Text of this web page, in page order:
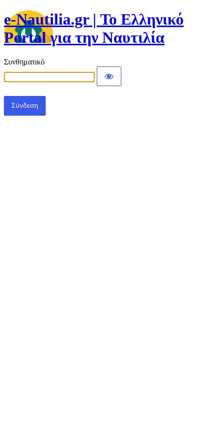
e-Nautilia.gr | Το Ελληνικό
Portal για την Ναυτιλία
Συνθηματικό